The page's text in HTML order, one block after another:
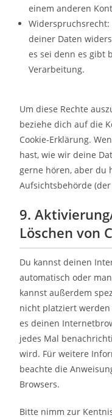
einem anderen
deiner Daten
es sei denn es gibt
Verarbeitung.
Um diese Rechte
beziehe dich auf die
Cookie-Erklärung.
hast, wie wir deine
gerne hören, aber du
Aufsichtsbehörde
9.
Löschen von
Du kannst deinen
automatisch oder
kannst außerdem
nicht platziert
es deinen
jedes Mal
wird. Für weitere
beachte die
Browsers.
Bitte nimm zur